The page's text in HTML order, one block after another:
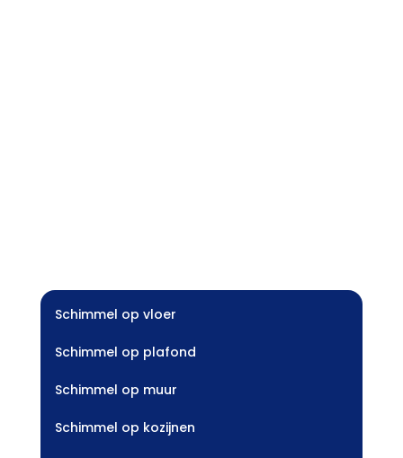
Schimmel op vloer
Schimmel op plafond
Schimmel op muur
Schimmel op kozijnen